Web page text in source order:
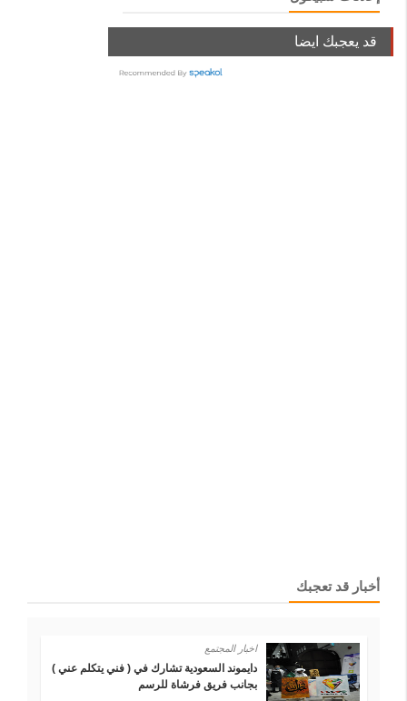
قد يعجبك ايضا
أخبار قد تعجبك
اخبار المجتمع
دايموند السعودية تشارك في ( فني يتكلم عني )
بجانب فريق فرشاة للرسم